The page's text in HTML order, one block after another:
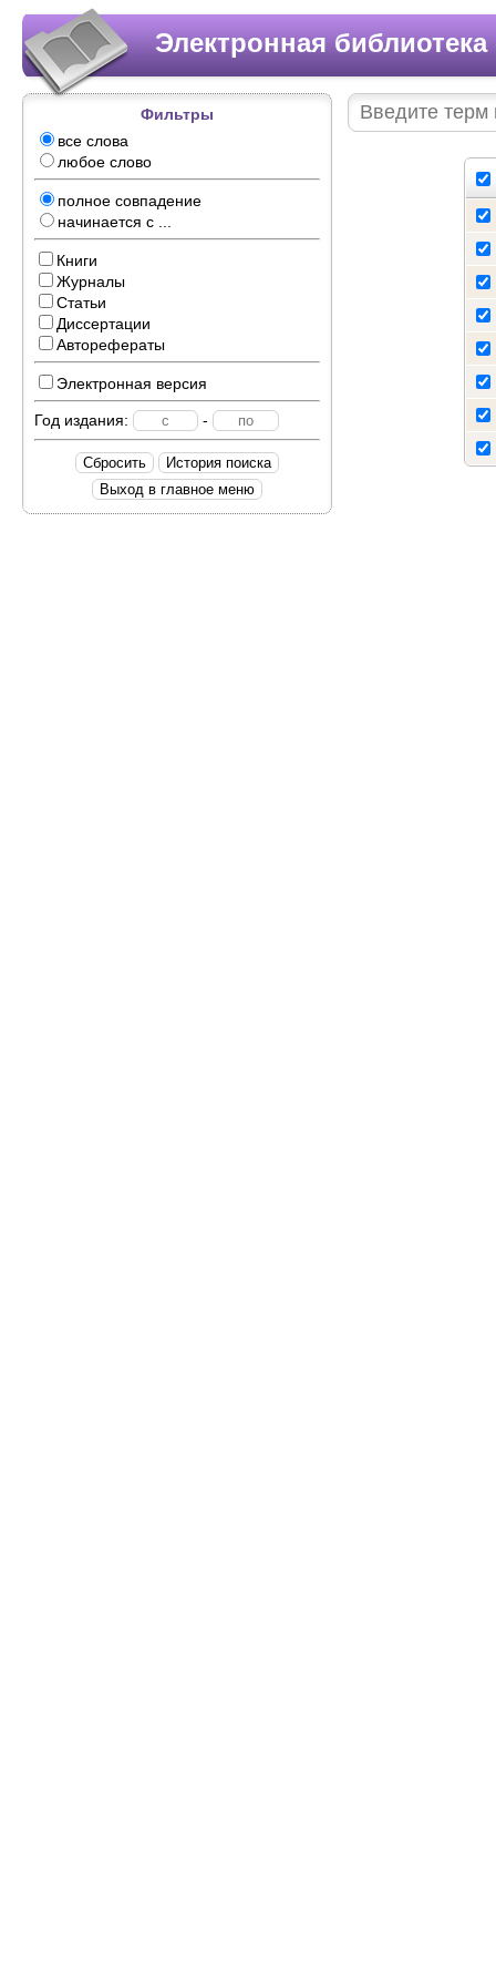
Электронная
Фильтры
все слова
любое слово
полное совпадение
начинается с ...
Книги
Журналы
Статьи
Диссертации
Авторефераты
Электронная версия
Год издания: -